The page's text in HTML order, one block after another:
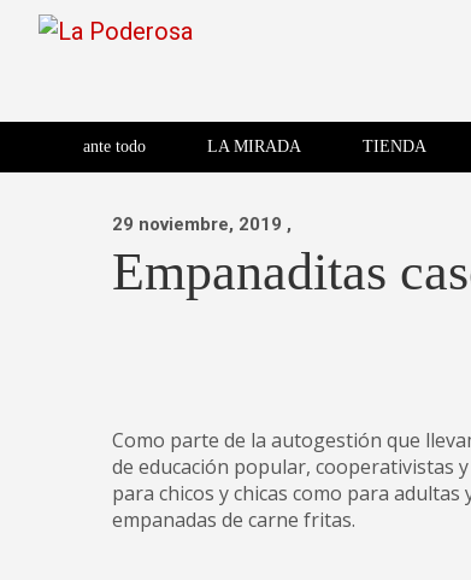
Saltar
La Poderosa
brazo literario del movimiento
La Poderosa
Revista de cultura villera, brazo literario del
ante todo LA MIRADA TIENDA
29 noviembre, 2019 ,
Empanaditas
Como parte de la autogestión que
de educación popular, cooperativistas
para chicos y chicas como para
empanadas de carne fritas.